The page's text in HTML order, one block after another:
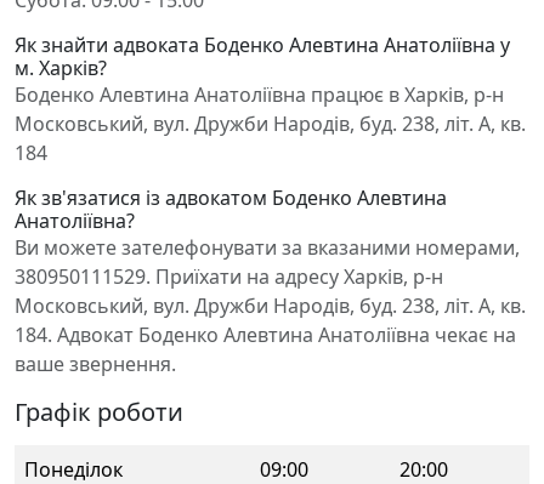
Як знайти адвоката Боденко Алевтина Анатоліївна у
м. Харків?
Боденко Алевтина Анатоліївна працює в Харків, р-н
Московський, вул. Дружби Народів, буд. 238, літ. А, кв.
184
Як зв'язатися із адвокатом Боденко Алевтина
Анатоліївна?
Ви можете зателефонувати за вказаними номерами,
380950111529. Приїхати на адресу Харків, р-н
Московський, вул. Дружби Народів, буд. 238, літ. А, кв.
184. Адвокат Боденко Алевтина Анатоліївна чекає на
ваше звернення.
Графік роботи
Понеділок 09:00
20:00